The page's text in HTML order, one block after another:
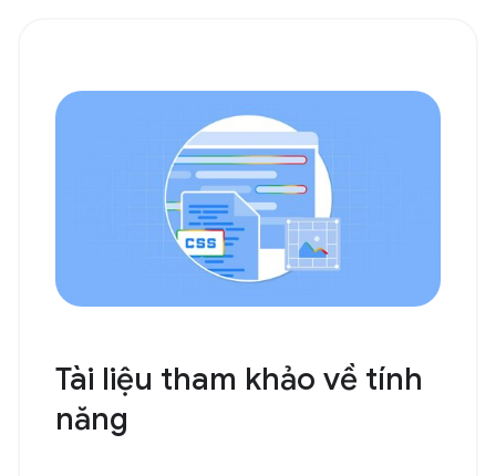
Tài liệu tham khảo về tính
năng